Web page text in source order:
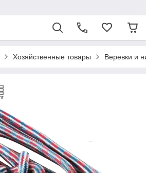
Хозяйственные товары Веревки и